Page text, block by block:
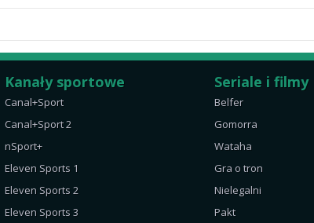
Kanały sportowe
Canal+Sport
Canal+Sport 2
nSport+
Eleven Sports 1
Eleven Sports 2
Eleven Sports 3
Seriale i filmy
Belfer
Gomorra
Wataha
Gra o tron
Nielegalni
Pakt